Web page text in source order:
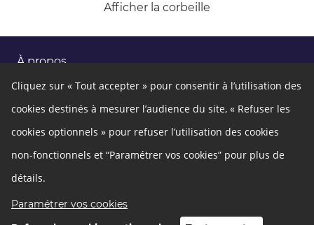
Déposer un avis
Afficher la corbeille
Cliquez sur « Tout accepter » pour consentir à l’utilisation des
cookies destinés à mesurer l’audience du site, « Refuser les
cookies optionnels » pour refuser l’utilisation des cookies
non-fonctionnels et “Paramétrer vos cookies” pour plus de
détails.
Paramétrer vos cookies
À propos
Ce site participatif a été réalisé grâce à la plateforme
innovante de participation Cap Collectif, selon les principes
de la
démocratie ouverte
Facebook X Linkedin
Autres liens
Cookies